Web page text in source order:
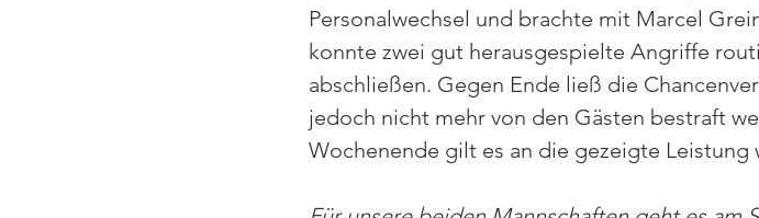
Personalwechsel und brachte mit Marcel
konnte zwei gut herausgespielte Angriffe
abschließen. Gegen Ende ließ die
jedoch nicht mehr von den Gästen bestraft
Wochenende gilt es an die gezeigte Leistung